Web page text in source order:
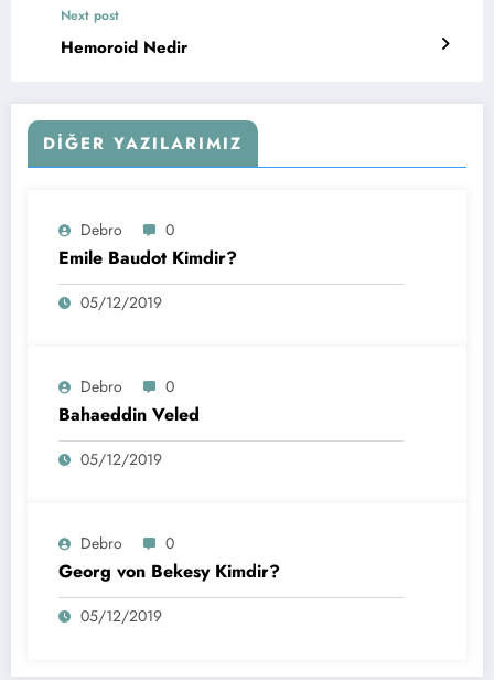
Next post
Hemoroid Nedir
DIĞER YAZILARIMIZ
Debro 0
Emile Baudot Kimdir?
05/12/2019
Debro 0
Bahaeddin Veled
05/12/2019
Debro 0
Georg von Bekesy Kimdir?
05/12/2019